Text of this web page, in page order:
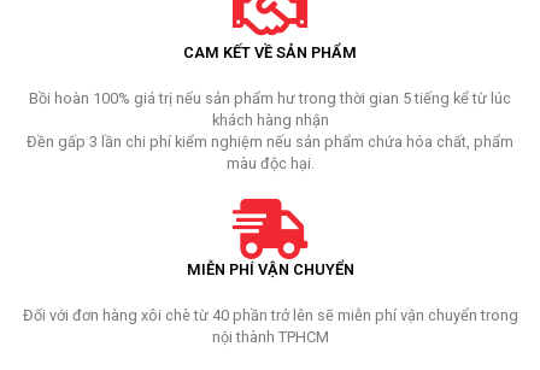
CAM KẾT VỀ SẢN PHẨM
Bồi hoàn 100% giá trị nếu sản phẩm hư trong thời gian 5 tiếng kể từ lúc
khách hàng nhận
Đền gấp 3 lần chi phí kiểm nghiệm nếu sản phẩm chứa hóa chất, phẩm
màu độc hại.
MIỄN PHÍ VẬN CHUYỂN
Đối với đơn hàng xôi chè từ 40 phần trở lên sẽ miễn phí vận chuyển trong
nội thành TPHCM